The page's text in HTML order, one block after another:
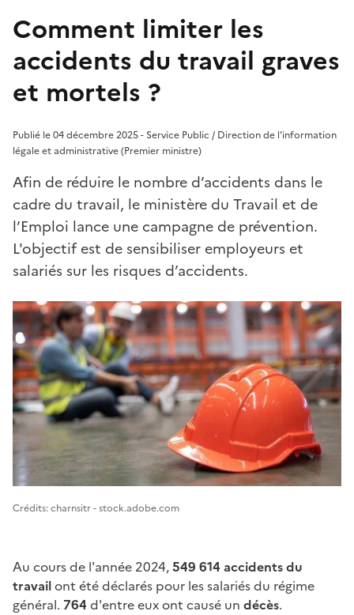
Comment limiter les
accidents du travail graves
et mortels ?
Publié le 04 décembre 2025 - Service Public / Direction de l'information
légale et administrative (Premier ministre)
Afin de réduire le nombre d’accidents dans le
cadre du travail, le ministère du Travail et de
l’Emploi lance une campagne de prévention.
L'objectif est de sensibiliser employeurs et
salariés sur les risques d’accidents.
Image 1
Crédits: charnsitr - stock.adobe.com
Au cours de l'année 2024,549 614 accidents du
travailont été déclarés pour les salariés du régime
général. 764 d'entre eux ont causé un décès.